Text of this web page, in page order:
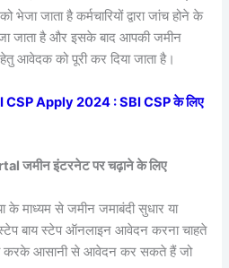
जाता है कर्मचारियों द्वारा जांच होने के
जाता है और इसके बाद आपकी जमीन
आवेदक को पूरी कर दिया जाता है।
CSP Apply 2024 : SBI CSP के लिए
जमीन इंटरनेट पर चढ़ाने के लिए
के माध्यम से जमीन जमाबंदी सुधार या
बाय स्टेप ऑनलाइन आवेदन करना चाहते
करके आसानी से आवेदन कर सकते हैं जो